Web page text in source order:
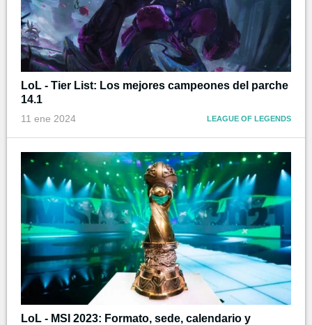
LoL - Tier List: Los mejores campeones del parche
14.1
11 ene 2024 LEAGUE OF LEGENDS
LoL - MSI 2023: Formato, sede, calendario y